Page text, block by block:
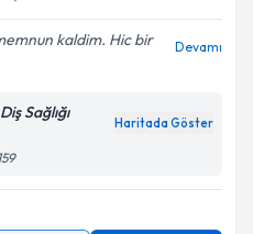
kaldim. Hic bir
Devamı
Sağlığı
Haritada Göster